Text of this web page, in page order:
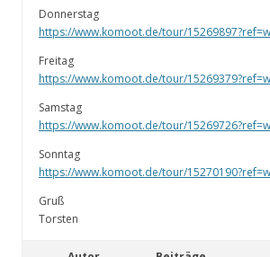
Donnerstag
https://www.komoot.de/tour/
Freitag
https://www.komoot.de/tour/
Samstag
https://www.komoot.de/tour/
Sonntag
https://www.komoot.de/tour/
Gruß
Torsten